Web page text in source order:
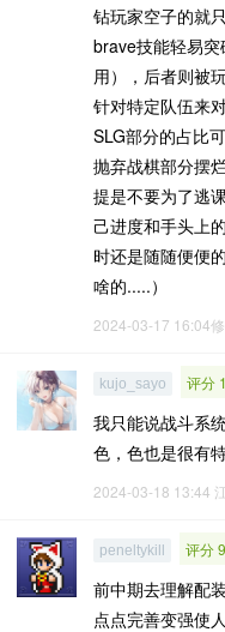
钻玩家空子的就
brave技能轻易
用），后者则被
针对特定队伍来
SLG部分的占比
抛弃战棋部分摆
提是不要为了逃
己进度和手头上
时还是随随便便
啥的.....）
2024-03-17 16:04
kujo_sayo 评分
我只能说战斗系
色，色也是很有特
2024-03-18 13:44
peneltykill 评分 9
前中期去理解配
点点完善变强使